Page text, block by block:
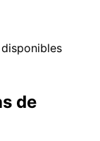
de